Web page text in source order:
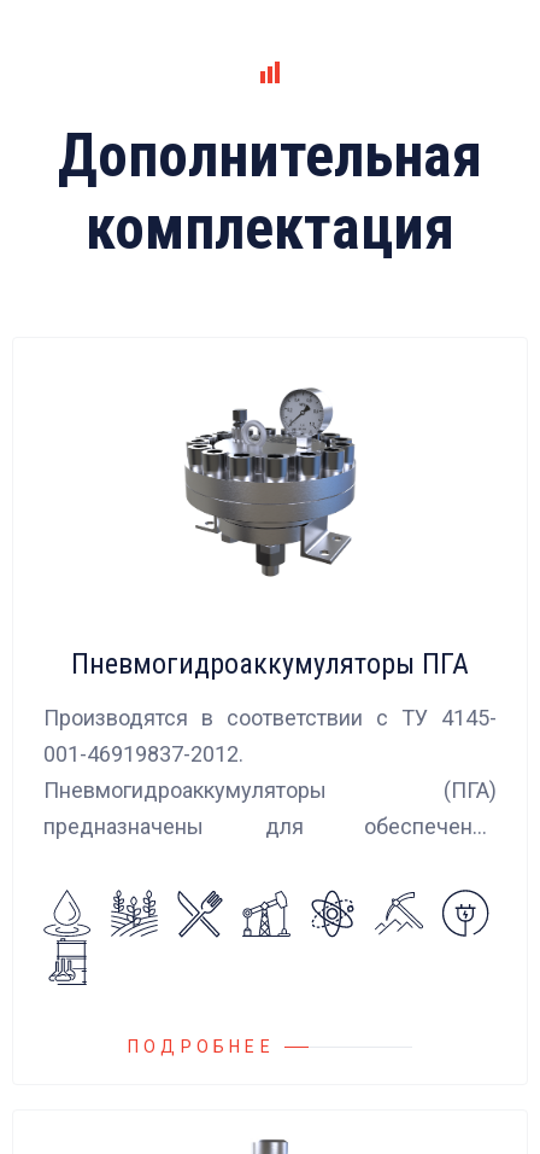
Дополнительная
комплектация
Пневмогидроаккумуляторы ПГА
Производятся в соответствии с ТУ 4145-
001-46919837-2012.
Пневмогидроаккумуляторы (ПГА)
предназначены для обеспечения
колебаний потока жидкости, возникающих в
гидравлических системах.
ПОДРОБНЕЕ